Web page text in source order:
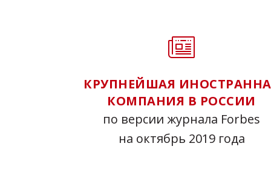
КРУПНЕЙШАЯ
КОМПАНИЯ В РОССИИ
по версии журнала Forbes
на октябрь 2019 года